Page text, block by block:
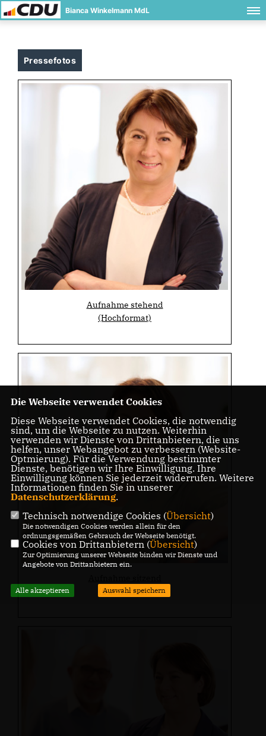
Bianca Winkelmann MdL
Pressefotos
Aufnahme stehend
(Hochformat)
(Querformat)
Die Webseite verwendet Cookies
Diese Webseite verwendet Cookies, die notwendig
sind, um die Webseite zu nutzen. Weiterhin
verwenden wir Dienste von Drittanbietern, die uns
helfen, unser Webangebot zu verbessern (Website-
Optmierung). Für die Verwendung bestimmter
Dienste, benötigen wir Ihre Einwilligung. Ihre
Einwilligung können Sie jederzeit widerrufen. Weitere
Informationen finden Sie in unserer
Datenschutzerklärung.
Technisch notwendige Cookies (Übersicht)
Die notwendigen Cookies werden allein für den
ordnungsgemäßen Gebrauch der Webseite benötigt.
Cookies von Drittanbietern (Übersicht)
Zur Optimierung unserer Webseite binden wir Dienste und
Angebote von Drittanbietern ein.
Alle akzeptieren Auswahl speichern